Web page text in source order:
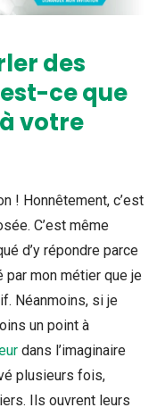
des
ce que
votre
! Honnêtement, c’est
C’est même
d’y répondre parce
par mon métier que je
Néanmoins, si je
un point à
dans l’imaginaire
plusieurs fois,
Ils ouvrent leurs